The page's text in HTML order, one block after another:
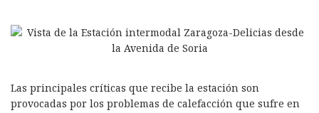
Las principales críticas que recibe la estación son
provocadas por los problemas de calefacción que sufre en